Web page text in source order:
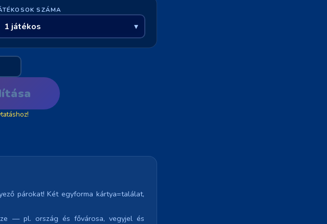
SZÁMA
párokat! Két egyforma kártya=találat,
— pl. ország és fővárosa, vegyjel és